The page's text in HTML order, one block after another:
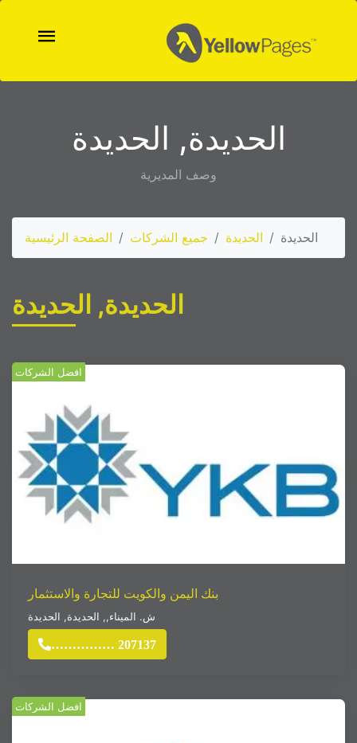
الحديدة, الحديدة
وصف المديرية
الصفحة الرئيسية جميع الشركات الحديدة الحديدة
الحديدة, الحديدة
افضل الشركات
بنك اليمن والكويت للتجارة والاستثمار
ش. الميناء,, الحديدة, الحديدة
…………… 207137
افضل الشركات